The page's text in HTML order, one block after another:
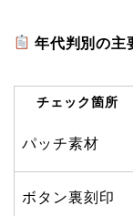
年代判別の主
チェック箇所
パッチ素材
ボタン裏刻印